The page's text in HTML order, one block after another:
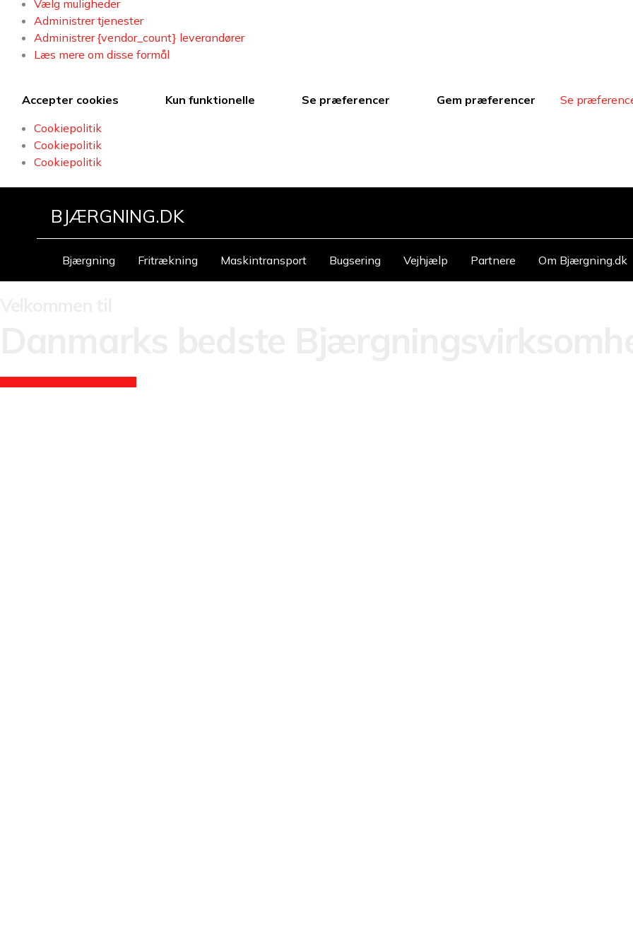
Vælg muligheder
Administrer tjenester
Administrer {vendor_count} leverandører
Læs mere om disse formål
Accepter cookies Kun funktionelle Se præferencer Gem præferencer
Se
Cookiepolitik
Cookiepolitik
Cookiepolitik
BJÆRGNING.DK
Bjærgning Fritrækning Maskintransport Bugsering Vejhjælp Partnere Om Bjærgning.dk